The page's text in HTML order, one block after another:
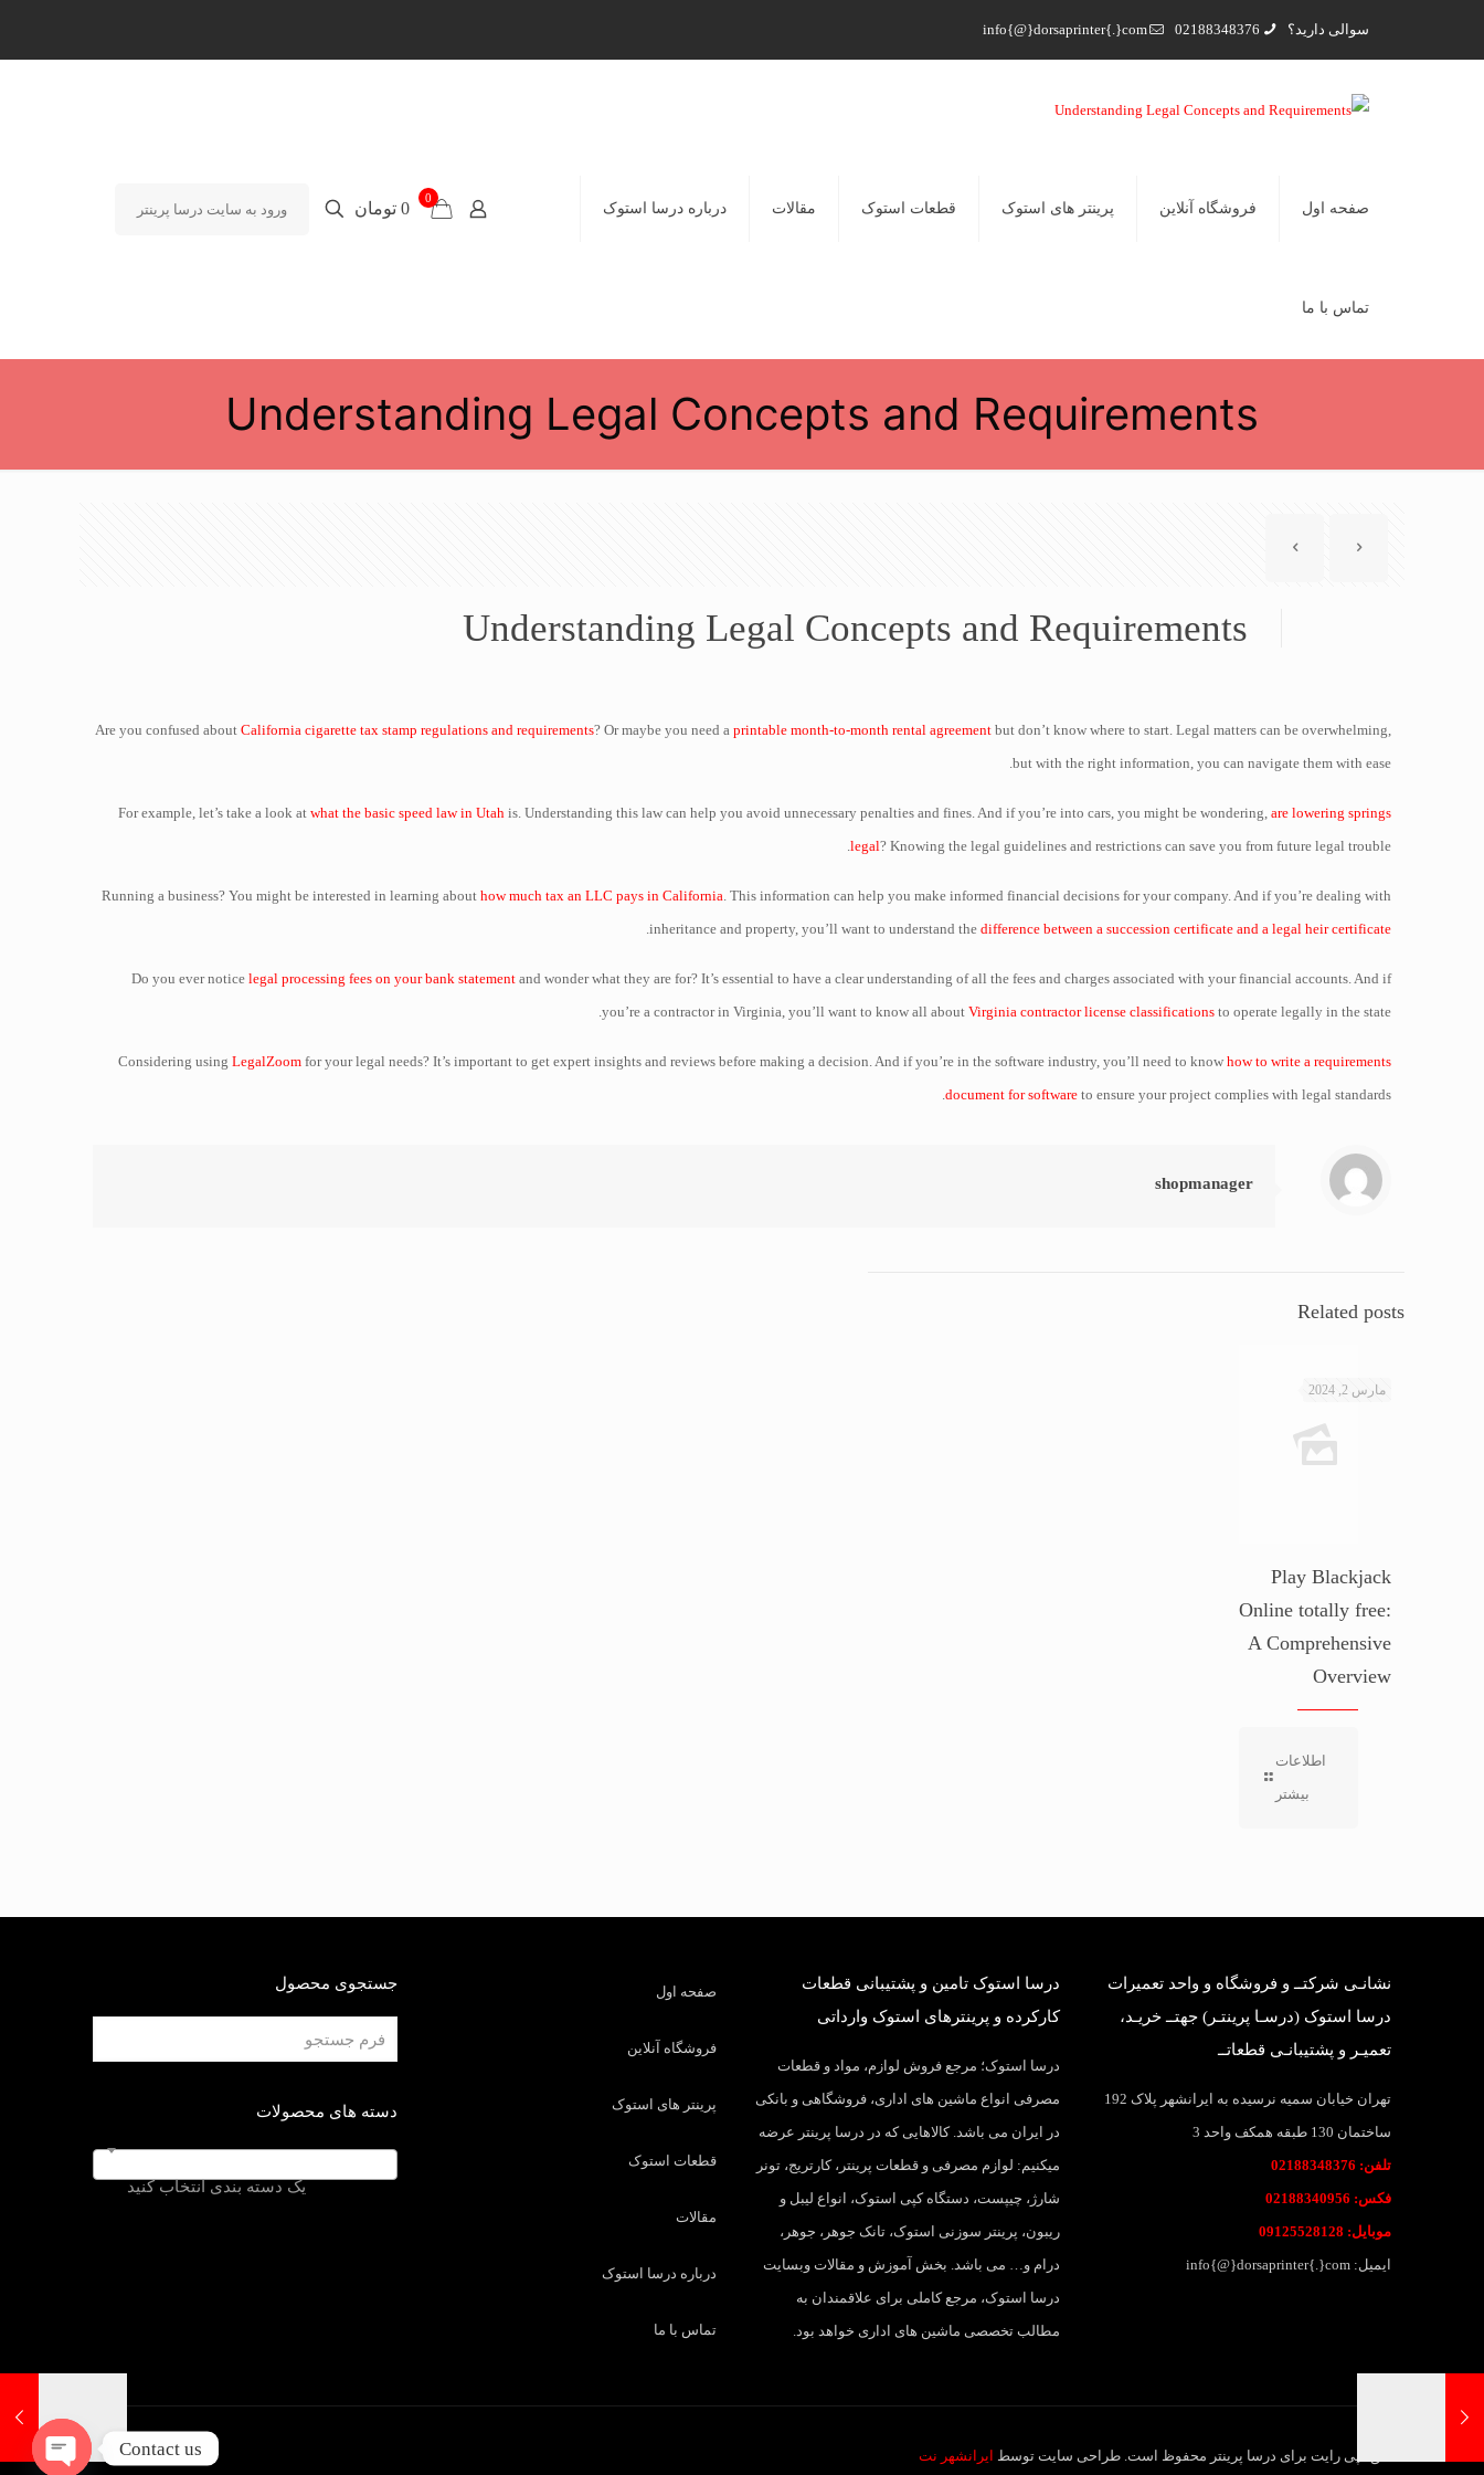
سوالی دارید؟ 02188348376
info{@}dorsaprinter{.}com
صفحه اول فروشگاه آنلاین پرینتر های استوک قطعات استوک مقالات درباره درسا استوک
تماس با ما
0
0 تومان ورود به سایت درسا پرینتر
Understanding Legal Concepts and Requirements
Understanding Legal Concepts and Requirements
Are you confused about California cigarette tax stamp regulations and requirements? Or maybe you need a printable month-to-month rental agreement but don’t know where to start. Legal matters can be overwhelming,
but with the right information, you can navigate them with ease.
For example, let’s take a look at what the basic speed law in Utah is. Understanding this law can help you avoid unnecessary penalties and fines. And if you’re into cars, you might be wondering, are lowering springs
legal? Knowing the legal guidelines and restrictions can save you from future legal trouble.
Running a business? You might be interested in learning about how much tax an LLC pays in California. This information can help you make informed financial decisions for your company. And if you’re dealing with
inheritance and property, you’ll want to understand the difference between a succession certificate and a legal heir certificate
.
Do you ever notice legal processing fees on your bank statement and wonder what they are for? It’s essential to have a clear understanding of all the fees and charges associated with your financial accounts. And if
you’re a contractor in Virginia, you’ll want to know all about Virginia contractor license classifications to operate legally in the state.
Considering using LegalZoom for your legal needs? It’s important to get expert insights and reviews before making a decision. And if you’re in the software industry, you’ll need to know how to write a requirements
document for software to ensure your project complies with legal standards.
shopmanager
Related posts
مارس 2, 2024
Play Blackjack
Online totally free:
A Comprehensive
Overview
اطلاعات
بیشتر
نشانـی شرکتــ و فروشگاه و واحد تعمیرات
درسا استوک (درسـا پرینتـر) جهتــ خریـد،
تعمیـر و پشتیبانـی قطعاتــ
تهران خیابان سمیه نرسیده به ایرانشهر پلاک 192
ساختمان 130 طبقه همکف واحد 3
تلفن: 02188348376
فکس: 02188340956
موبایل: 09125528128
ایمیل: info{@}dorsaprinter{.}com
درسا استوک تامین و پشتیبانی قطعات
کارکرده و پرینترهای استوک وارداتی
درسا استوک؛ مرجع فروش لوازم، مواد و قطعات
مصرفی انواع ماشین های اداری، فروشگاهی و بانکی
در ایران می باشد. کالاهایی که در درسا پرینتر عرضه
میکنیم: لوازم مصرفی و قطعات پرینتر، کارتریج، تونر
شارژ، چیپست، دستگاه کپی استوک، انواع لیبل و
ریبون، پرینتر سوزنی استوک، تانک جوهر، جوهر،
درام و… می باشد. بخش آموزش و مقالات وبسایت
درسا استوک، مرجع کاملی برای علاقمندان به
مطالب تخصصی ماشین های اداری خواهد بود.
صفحه اول
فروشگاه آنلاین
پرینتر های استوک
قطعات استوک
مقالات
درباره درسا استوک
تماس با ما
جستجوی محصول
دسته های محصولات
یک دسته بندی انتخاب کنید
حق کپی رایت برای درسا پرینتر محفوظ است. طراحی سایت توسط ایرانشهر نت Contact us